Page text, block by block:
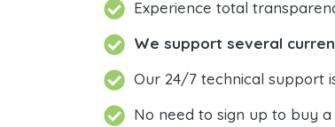
Experience total
We support several
Our 24/7 technical support
No need to sign up to buy